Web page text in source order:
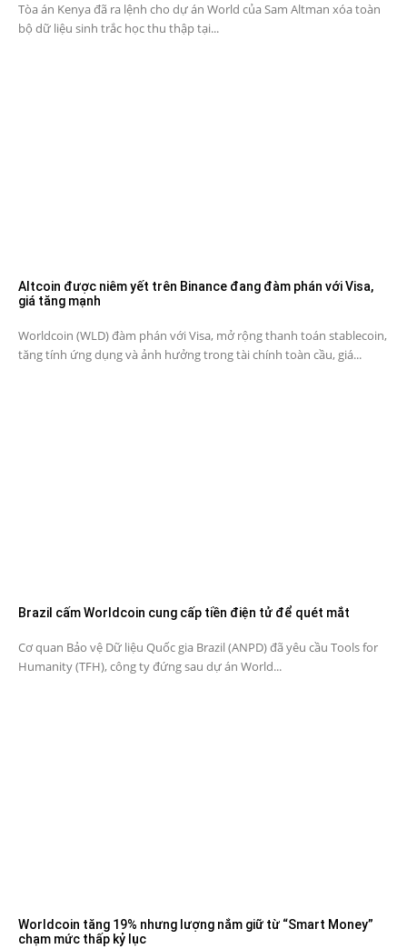
Tòa án Kenya đã ra lệnh cho dự án World của Sam Altman xóa toàn
bộ dữ liệu sinh trắc học thu thập tại...
Altcoin được niêm yết trên Binance đang đàm phán với Visa,
giá tăng mạnh
Worldcoin (WLD) đàm phán với Visa, mở rộng thanh toán stablecoin,
tăng tính ứng dụng và ảnh hưởng trong tài chính toàn cầu, giá...
Brazil cấm Worldcoin cung cấp tiền điện tử để quét mắt
Cơ quan Bảo vệ Dữ liệu Quốc gia Brazil (ANPD) đã yêu cầu Tools for
Humanity (TFH), công ty đứng sau dự án World...
Worldcoin tăng 19% nhưng lượng nắm giữ từ “Smart Money”
chạm mức thấp kỷ lục